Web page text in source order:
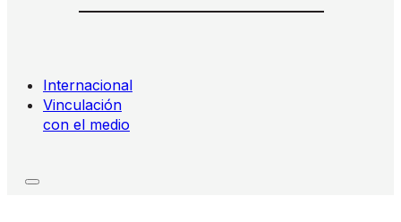
Internacional
Vinculación
con el medio